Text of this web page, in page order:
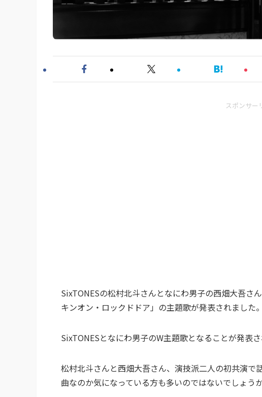
スポンサー
SixTONESの松村北斗さんとなにわ男子の西畑大吾さ
キンオン・ロックドドア」の主題歌が発表されました。
SixTONESとなにわ男子のW主題歌となることが発表さ
松村北斗さんと西畑大吾さん、演技派二人の初共演で
曲なのか気になっている方も多いのではないでしょう